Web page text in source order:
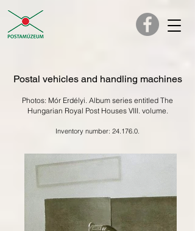
Postal vehicles and handling machines
Photos: Mór Erdélyi. Album series entitled The
Hungarian Royal Post Houses VIII. volume.
Inventory number: 24.176.0.